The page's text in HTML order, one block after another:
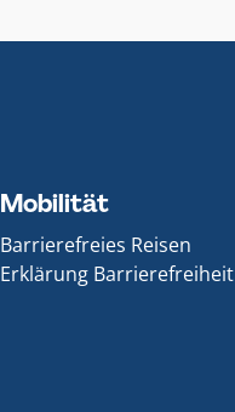
Mobilität
Barrierefreies Reisen
Erklärung Barrierefreiheit